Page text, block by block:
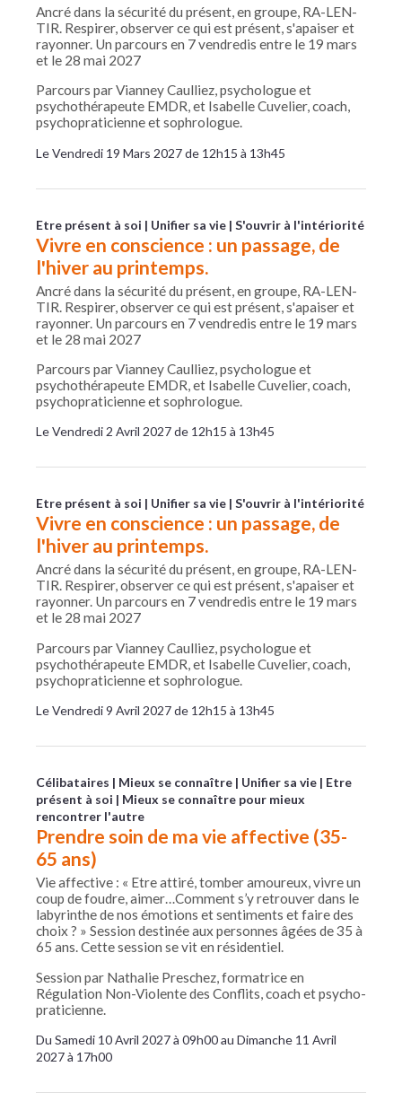
Ancré dans la sécurité du présent, en groupe, RA-LEN-
TIR. Respirer, observer ce qui est présent, s'apaiser et
rayonner. Un parcours en 7 vendredis entre le 19 mars
et le 28 mai 2027
Parcours par Vianney Caulliez, psychologue et
psychothérapeute EMDR, et Isabelle Cuvelier, coach,
psychopraticienne et sophrologue.
Le Vendredi 19 Mars 2027 de 12h15 à 13h45
Etre présent à soi Unifier sa vie S'ouvrir à l'intériorité
Vivre en conscience : un passage, de
l'hiver au printemps.
Ancré dans la sécurité du présent, en groupe, RA-LEN-
TIR. Respirer, observer ce qui est présent, s'apaiser et
rayonner. Un parcours en 7 vendredis entre le 19 mars
et le 28 mai 2027
Parcours par Vianney Caulliez, psychologue et
psychothérapeute EMDR, et Isabelle Cuvelier, coach,
psychopraticienne et sophrologue.
Le Vendredi 2 Avril 2027 de 12h15 à 13h45
Etre présent à soi Unifier sa vie S'ouvrir à l'intériorité
Vivre en conscience : un passage, de
l'hiver au printemps.
Ancré dans la sécurité du présent, en groupe, RA-LEN-
TIR. Respirer, observer ce qui est présent, s'apaiser et
rayonner. Un parcours en 7 vendredis entre le 19 mars
et le 28 mai 2027
Parcours par Vianney Caulliez, psychologue et
psychothérapeute EMDR, et Isabelle Cuvelier, coach,
psychopraticienne et sophrologue.
Le Vendredi 9 Avril 2027 de 12h15 à 13h45
Célibataires Mieux se connaître Unifier sa vie
Etre
présent à soi
Mieux se connaître pour mieux
rencontrer l'autre
Prendre soin de ma vie affective (35-
65 ans)
Vie affective : « Etre attiré, tomber amoureux, vivre un
coup de foudre, aimer…Comment s’y retrouver dans le
labyrinthe de nos émotions et sentiments et faire des
choix ? » Session destinée aux personnes âgées de 35 à
65 ans. Cette session se vit en résidentiel.
Session par Nathalie Preschez, formatrice en
Régulation Non-Violente des Conflits, coach et psycho-
praticienne.
Du Samedi 10 Avril 2027 à 09h00 au Dimanche 11 Avril
2027 à 17h00